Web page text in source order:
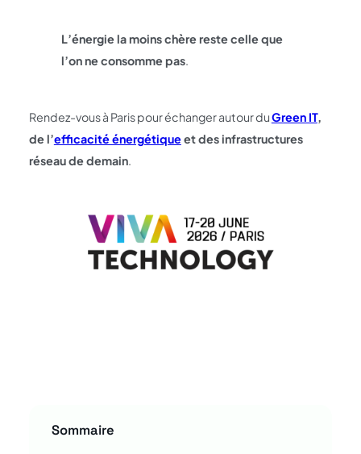
L’énergie la moins chère reste celle que
l’on ne consomme pas.
Rendez-vous à Paris pour échanger autour duGreen IT,
de l’efficacité énergétiqueet des infrastructures
réseau de demain.
Sommaire